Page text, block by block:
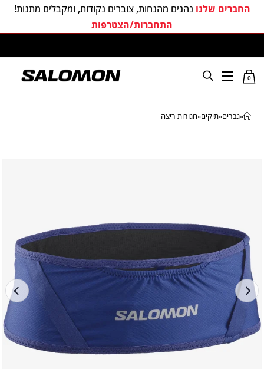
החברים שלנו נהנים מהנחות, צוברים נקודות, ומקבלים מתנות!
התחברות/הצטרפות
0
»גברים»תיקים»חגורות ריצה